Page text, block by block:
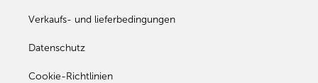
Verkaufs- und lieferbedingungen
Datenschutz
Cookie-Richtlinien